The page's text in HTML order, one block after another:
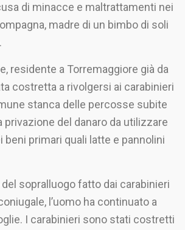
di minacce e maltrattamenti nei
madre di un bimbo di soli
residente a Torremaggiore già da
costretta a rivolgersi ai carabinieri
stanca delle percosse subite
privazione del danaro da utilizzare
beni primari quali latte e pannolini
sopralluogo fatto dai carabinieri
l’uomo ha continuato a
I carabinieri sono stati costretti